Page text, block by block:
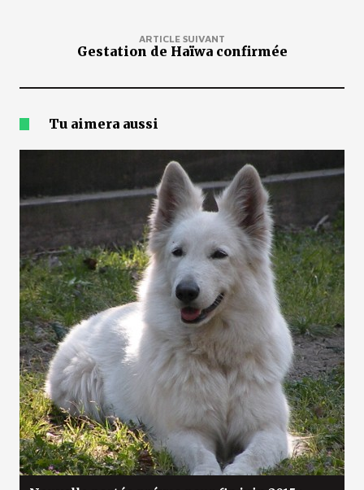
ARTICLE SUIVANT
Gestation de Haïwa confirmée
Tu aimera aussi